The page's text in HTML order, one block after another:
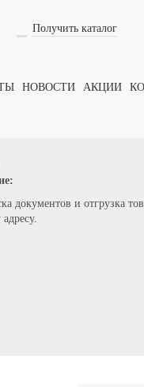
Получить каталог
НОВОСТИ АКЦИИ
документов и отгрузка